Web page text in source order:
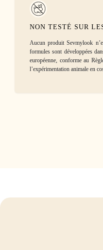
NON TESTÉ SUR
Aucun produit Sevmylook
formules sont développées
européenne, conforme au
l’expérimentation animale en